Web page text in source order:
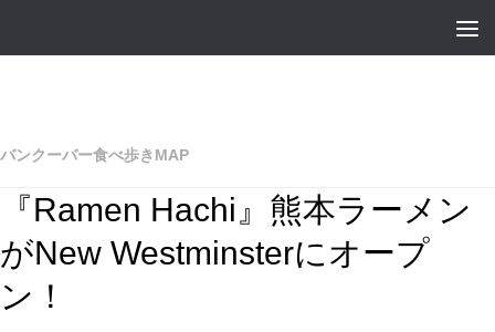
バンクーバー食べ歩きMAP
『Ramen Hachi』熊本ラーメン
がNew Westminsterにオープ
ン！